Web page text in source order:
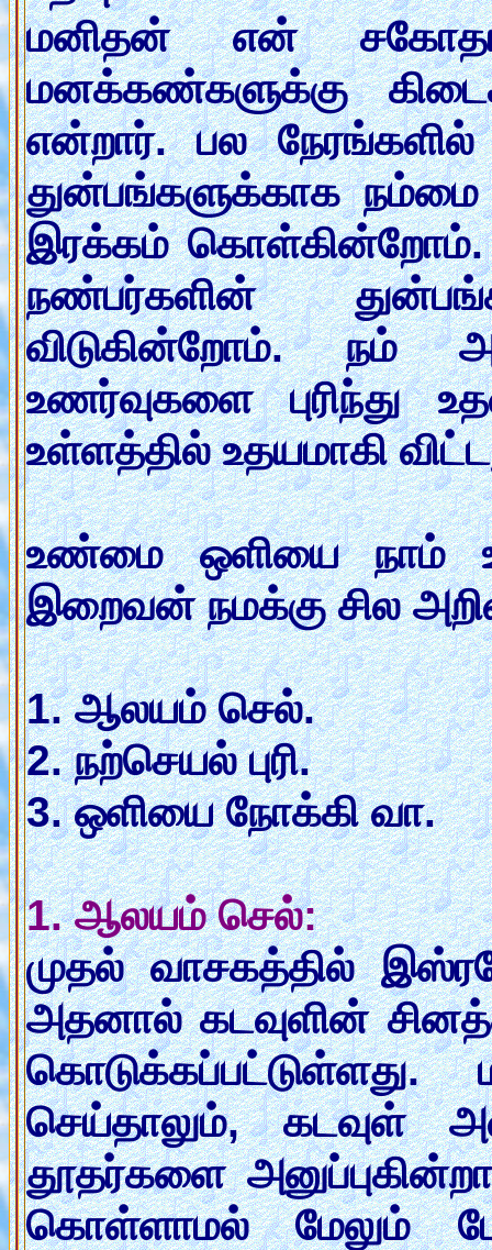
மனிதன் என்
மனக்கண்களுக்கு
என்றார். பல
துன்பங்களுக்காக
இரக்கம் கொள்கின்றோம்.
நண்பர்களின்
விடுகின்றோம். நம்
உணர்வுகளை புரிந்து
உள்ளத்தில் உதயமாகி
உண்மை ஒளியை நாம்
இறைவன் நமக்கு சில
1. ஆலயம் செல்.
2. நற்செயல் புரி.
3. ஒளியை நோக்கி வா.
1. ஆலயம் செல்:
முதல் வாசகத்தில்
அதனால் கடவுளின்
செய்தாலும்,
தூதர்களை
கொள்ளாமல் மேலும்